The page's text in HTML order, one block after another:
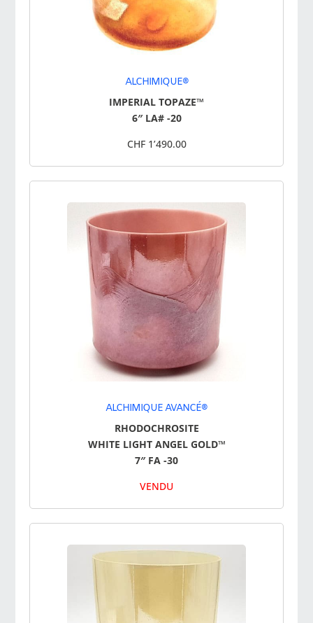
UNIVERS HARMONIE® estrevendeur certifié par
CRYSTAL TONES® depuis 2006
Plus d’information sur les Bols de Cristal Chantants
Alchimiques® ici …
ALCHIMIQUE®
IMPERIAL TOPAZE™
6″ LA# -20
CHF 1’490.00
ALCHIMIQUE AVANCÉ®
RHODOCHROSITE
WHITE LIGHT ANGEL GOLD™
7″ FA -30
VENDU